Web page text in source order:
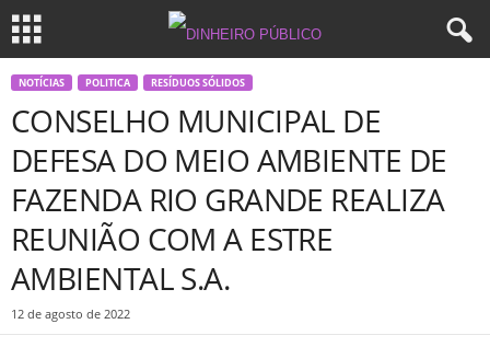
NOTÍCIAS POLITICA RESÍDUOS SÓLIDOS
CONSELHO MUNICIPAL DE
DEFESA DO MEIO AMBIENTE DE
FAZENDA RIO GRANDE REALIZA
REUNIÃO COM A ESTRE
AMBIENTAL S.A.
12 de agosto de 2022